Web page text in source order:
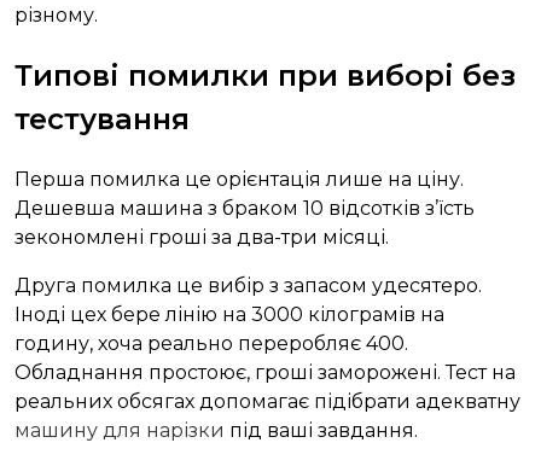
різному.
Типові помилки при виборі без
тестування
Перша помилка це орієнтація лише на ціну.
Дешевша машина з браком 10 відсотків з’їсть
зекономлені гроші за два-три місяці.
Друга помилка це вибір з запасом удесятеро.
Іноді цех бере лінію на 3000 кілограмів на
годину, хоча реально переробляє 400.
Обладнання простоює, гроші заморожені. Тест на
реальних обсягах допомагає підібрати адекватну
машину для нарізки під ваші завдання.